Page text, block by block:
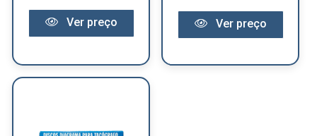
Ver preço Ver preço